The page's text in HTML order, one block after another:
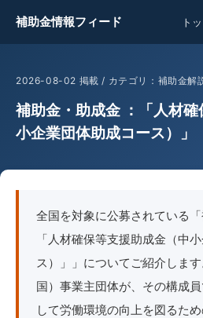
補助金情報フィード ト
2026-08-02 掲載 / カテゴリ：補助金解
補助金・助成金 ：「人材
小企業団体助成コース）」
全国を対象に公募されている「
「人材確保等支援助成金（中
ス）」」についてご紹介しま
国）事業主団体が、その構成
して労働環境の向上を図るた